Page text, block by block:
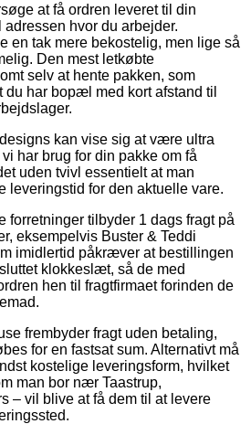
at få ordren leveret til din
hvor du arbejder.
en tak mere bekostelig, men lige så
Den mest letkøbte
selv at hente pakken, som
har bopæl med kort afstand til
kan vise sig at være ultra
har brug for din pakke om få
uden tvivl essentielt at man
leveringstid for den aktuelle vare.
forretninger tilbyder 1 dags fragt på
eksempelvis Buster & Teddi
imidlertid påkræver at bestillingen
klokkeslæt, så de med
hen til fragtfirmaet forinden de
frembyder fragt uden betaling,
for en fastsat sum. Alternativt må
kostelige leveringsform, hvilket
man bor nær Taastrup,
– vil blive at få dem til at levere